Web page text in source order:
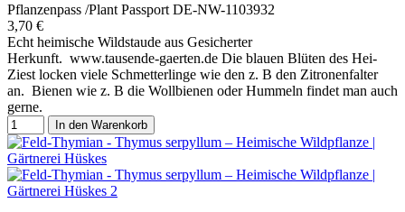
Pflanzenpass /Plant Passport DE-NW-1103932
3,70 €
Echt heimische Wildstaude aus Gesicherter
Herkunft. www.tausende-gaerten.de Die blauen Blüten des Hei-
Ziest locken viele Schmetterlinge wie den z. B den Zitronenfalter
an. Bienen wie z. B die Wollbienen oder Hummeln findet man auch
gerne.
In den Warenkorb